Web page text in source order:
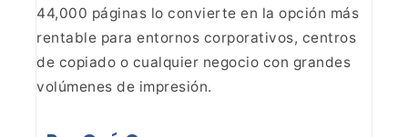
44,000 páginas lo convierte en la opción más
rentable para entornos corporativos, centros
de copiado o cualquier negocio con grandes
volúmenes de impresión.